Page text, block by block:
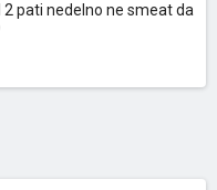
pati nedelno ne smeat da